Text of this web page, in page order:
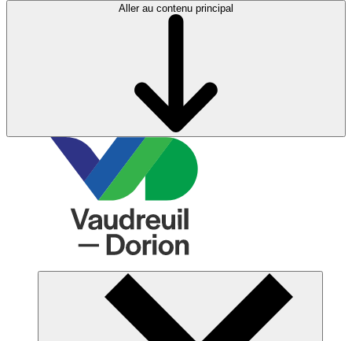
Aller au contenu principal